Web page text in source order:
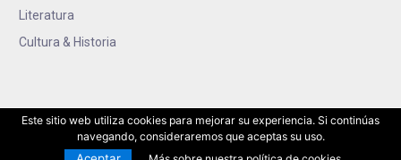
Literatura
Cultura & Historia
Este sitio web utiliza cookies para mejorar su experiencia. Si continúas
navegando, consideraremos que aceptas su uso.